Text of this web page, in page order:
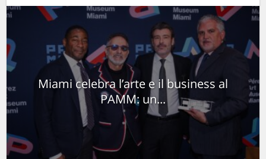
Miami celebra l’arte e il business al
PAMM: un...